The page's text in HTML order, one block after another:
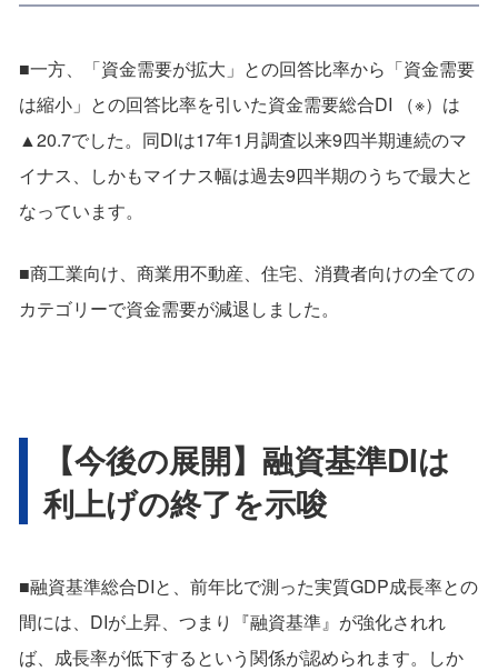
■一方、「資金需要が拡大」との回答比率から「資金需要
は縮小」との回答比率を引いた資金需要総合DI （※）は
▲20.7でした。同DIは17年1月調査以来9四半期連続のマ
イナス、しかもマイナス幅は過去9四半期のうちで最大と
なっています。
■商工業向け、商業用不動産、住宅、消費者向けの全ての
カテゴリーで資金需要が減退しました。
【今後の展開】融資基準DIは
利上げの終了を示唆
■融資基準総合DIと、前年比で測った実質GDP成長率との
間には、DIが上昇、つまり『融資基準』が強化されれ
ば、成長率が低下するという関係が認められます。しか